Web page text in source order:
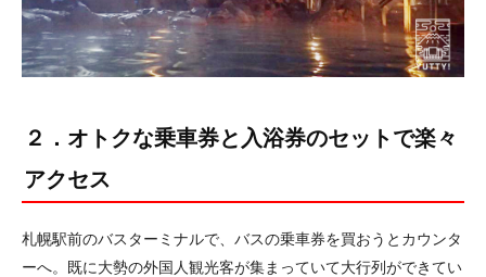
２．オトクな乗車券と入浴券のセットで楽々
アクセス
札幌駅前のバスターミナルで、バスの乗車券を買おうとカウンタ
ーへ。既に大勢の外国人観光客が集まっていて大行列ができてい